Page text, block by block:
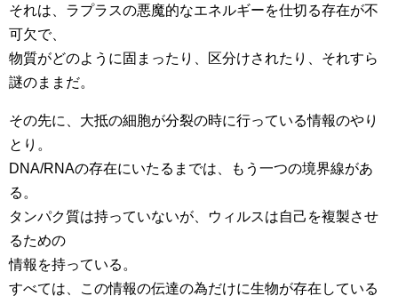
それは、ラプラスの悪魔的なエネルギーを仕切る存在が不
可欠で、
物質がどのように固まったり、区分けされたり、それすら
謎のままだ。
その先に、大抵の細胞が分裂の時に行っている情報のやり
とり。
DNA/RNAの存在にいたるまでは、もう一つの境界線があ
る。
タンパク質は持っていないが、ウィルスは自己を複製させ
るための
情報を持っている。
すべては、この情報の伝達の為だけに生物が存在している